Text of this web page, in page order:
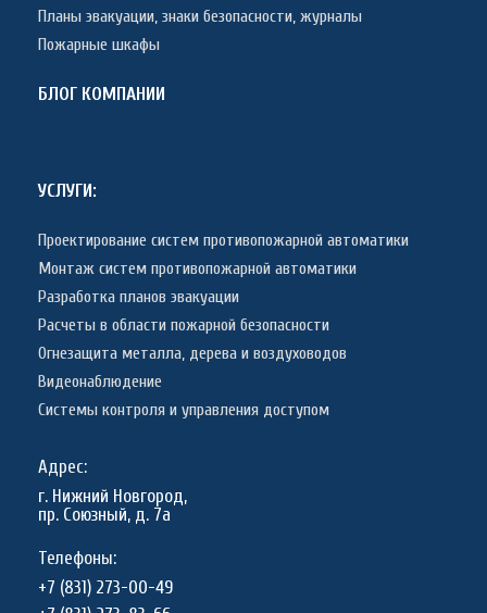
Планы эвакуации, знаки безопасности, журналы
Пожарные шкафы
БЛОГ КОМПАНИИ
УСЛУГИ:
Проектирование систем противопожарной автоматики
Монтаж систем противопожарной автоматики
Разработка планов эвакуации
Расчеты в области пожарной безопасности
Огнезащита металла, дерева и воздуховодов
Видеонаблюдение
Системы контроля и управления доступом
Адрес:
г. Нижний Новгород,
пр. Союзный, д. 7а
Телефоны:
+7 (831) 273-00-49